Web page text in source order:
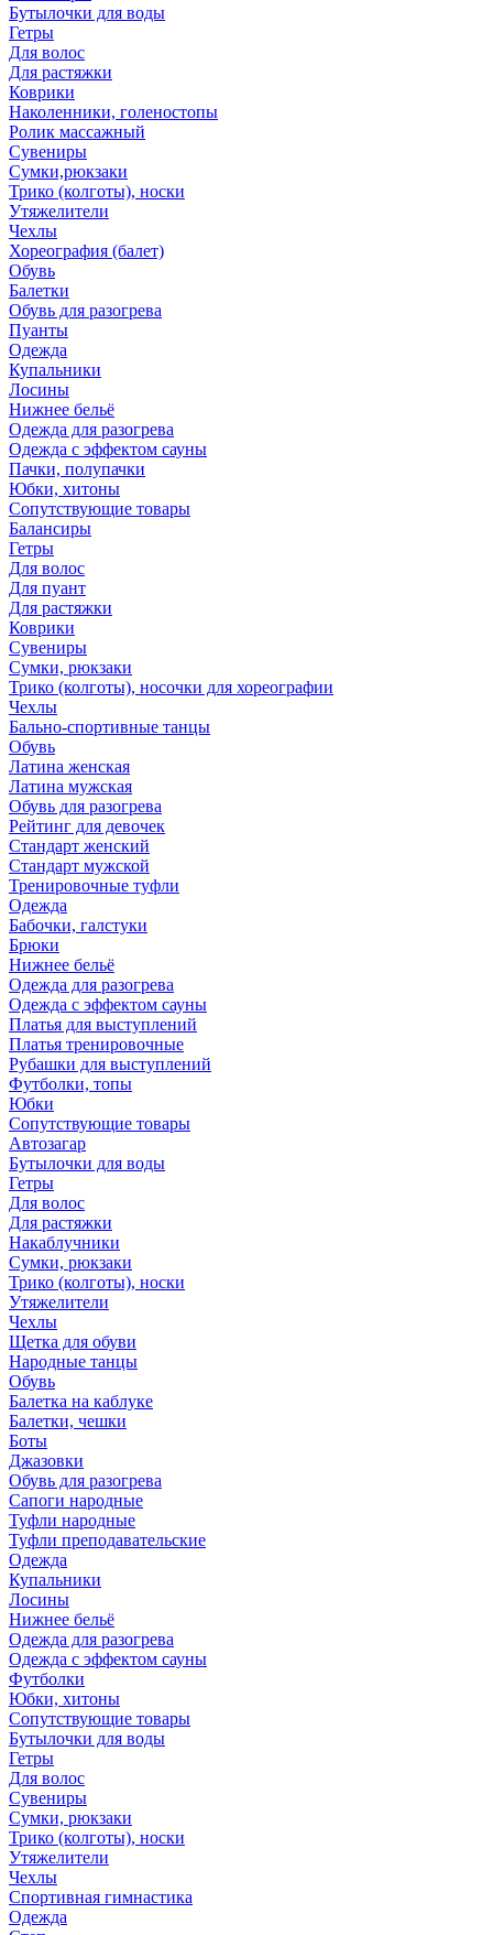
Бутылочки для воды
Гетры
Для волос
Для растяжки
Коврики
Наколенники, голеностопы
Ролик массажный
Сувениры
Сумки,рюкзаки
Трико (колготы), носки
Утяжелители
Чехлы
Хореография (балет)
Обувь
Балетки
Обувь для разогрева
Пуанты
Одежда
Купальники
Лосины
Нижнее бельё
Одежда для разогрева
Одежда с эффектом сауны
Пачки, полупачки
Юбки, хитоны
Сопутствующие товары
Балансиры
Гетры
Для волос
Для пуант
Для растяжки
Коврики
Сувениры
Сумки, рюкзаки
Трико (колготы), носочки для хореографии
Чехлы
Бально-спортивные танцы
Обувь
Латина женская
Латина мужская
Обувь для разогрева
Рейтинг для девочек
Стандарт женский
Стандарт мужской
Тренировочные туфли
Одежда
Бабочки, галстуки
Брюки
Нижнее бельё
Одежда для разогрева
Одежда с эффектом сауны
Платья для выступлений
Платья тренировочные
Рубашки для выступлений
Футболки, топы
Юбки
Сопутствующие товары
Автозагар
Бутылочки для воды
Гетры
Для волос
Для растяжки
Накаблучники
Сумки, рюкзаки
Трико (колготы), носки
Утяжелители
Чехлы
Щетка для обуви
Народные танцы
Обувь
Балетка на каблуке
Балетки, чешки
Боты
Джазовки
Обувь для разогрева
Сапоги народные
Туфли народные
Туфли преподавательские
Одежда
Купальники
Лосины
Нижнее бельё
Одежда для разогрева
Одежда с эффектом сауны
Футболки
Юбки, хитоны
Сопутствующие товары
Бутылочки для воды
Гетры
Для волос
Сувениры
Сумки, рюкзаки
Трико (колготы), носки
Утяжелители
Чехлы
Спортивная гимнастика
Одежда